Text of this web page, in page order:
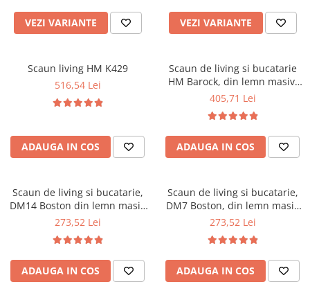
Top saltele memory 5 cm
Top saltele MemoHR 6.5 cm
Saltele cu plasa de arcuri
Mobilier bucatarie
Mese bucatarie
Mobila bucatarie
Seturi mese si scaune bucatarie
Mobilier hol
Suporturi si rafturi pantofi
Portmantouri
Seturi mobilier hol
Stender haine
Suport pentru umerase
Cuiere
VEZI VARIANTE VEZI VARIANTE
Scaun living HM K429
516,54 Lei
ADAUGA IN COS
Scaun de living si bucatarie
HM Barock, din lemn masiv,
ergonomic, tapitat cu stofa,
405,71 Lei
ADAUGA IN COS
Scaun de living si bucatarie,
DM14 Boston din lemn masiv
fag, tapiterie stofa, 120 kg,
273,52 Lei
ADAUGA IN COS
Scaun de living si bucatarie,
DM7 Boston, din lemn masiv
fag, tapiterie stofa, 120 kg,
273,52 Lei
ADAUGA IN COS